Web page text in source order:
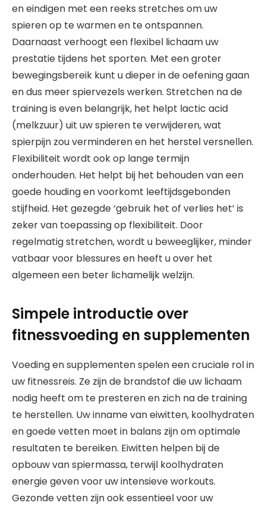
en eindigen met een reeks stretches om uw
spieren op te warmen en te ontspannen.
Daarnaast verhoogt een flexibel lichaam uw
prestatie tijdens het sporten. Met een groter
bewegingsbereik kunt u dieper in de oefening gaan
en dus meer spiervezels werken. Stretchen na de
training is even belangrijk, het helpt lactic acid
(melkzuur) uit uw spieren te verwijderen, wat
spierpijn zou verminderen en het herstel versnellen.
Flexibiliteit wordt ook op lange termijn
onderhouden. Het helpt bij het behouden van een
goede houding en voorkomt leeftijdsgebonden
stijfheid. Het gezegde ‘gebruik het of verlies het’ is
zeker van toepassing op flexibiliteit. Door
regelmatig stretchen, wordt u beweeglijker, minder
vatbaar voor blessures en heeft u over het
algemeen een beter lichamelijk welzijn.
Simpele introductie over
fitnessvoeding en supplementen
Voeding en supplementen spelen een cruciale rol in
uw fitnessreis. Ze zijn de brandstof die uw lichaam
nodig heeft om te presteren en zich na de training
te herstellen. Uw inname van eiwitten, koolhydraten
en goede vetten moet in balans zijn om optimale
resultaten te bereiken. Eiwitten helpen bij de
opbouw van spiermassa, terwijl koolhydraten
energie geven voor uw intensieve workouts.
Gezonde vetten zijn ook essentieel voor uw